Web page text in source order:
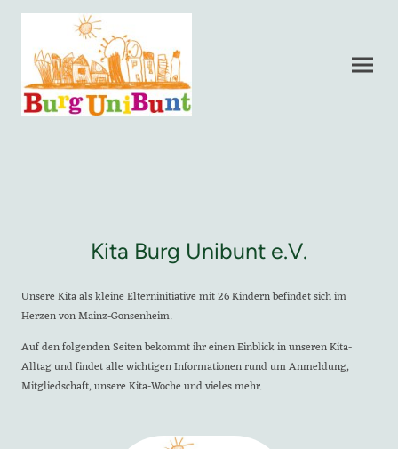
Kita Burg Unibunt e.V.
Unsere Kita als kleine Elterninitiative mit 26 Kindern befindet sich im
Herzen von Mainz-Gonsenheim.
Auf den folgenden Seiten bekommt ihr einen Einblick in unseren Kita-
Alltag und findet alle wichtigen Informationen rund um Anmeldung,
Mitgliedschaft, unsere Kita-Woche und vieles mehr.